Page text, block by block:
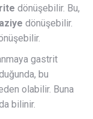
dönüşebilir. Bu,
dönüşebilir.
gastrit
bu
olabilir. Buna
bilinir.